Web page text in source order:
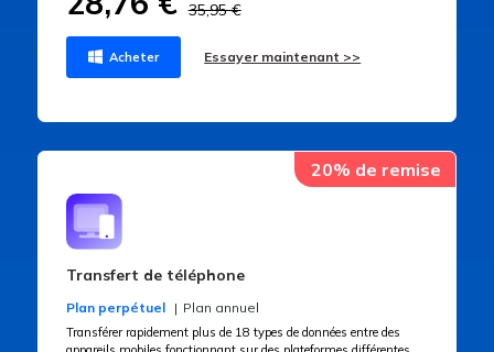
35,95 €
Acheter Essayer maintenant >>
20% de remise
Transfert de téléphone
Plan perpétuel Plan annuel
Transférer rapidement plus de 18 types de données entre des